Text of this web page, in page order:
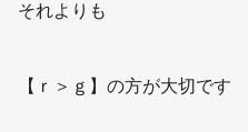
それよりも
【ｒ＞ｇ】の方が大切です